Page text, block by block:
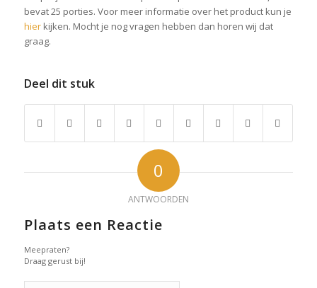
bevat 25 porties. Voor meer informatie over het product kun je
hierkijken. Mocht je nog vragen hebben dan horen wij dat
graag.
Deel dit stuk
0
ANTWOORDEN
Plaats een Reactie
Meepraten?
Draag gerust bij!